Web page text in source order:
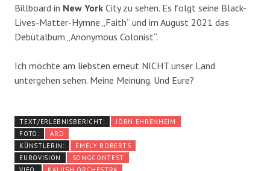
Billboard in New York City zu sehen. Es folgt seine Black-
Lives-Matter-Hymne „Faith“ und im August 2021 das
Debütalbum „Anonymous Colonist“.
Ich möchte am liebsten erneut NICHT unser Land
untergehen sehen. Meine Meinung. Und Eure?
TEXT/ERLEBNISBERICHT:
JÖRN EHRENHEIM
FOTO:
ARD
KÜNSTLERIN:
EMELY ROBERTS
EUROVISION
SONGCONTEST